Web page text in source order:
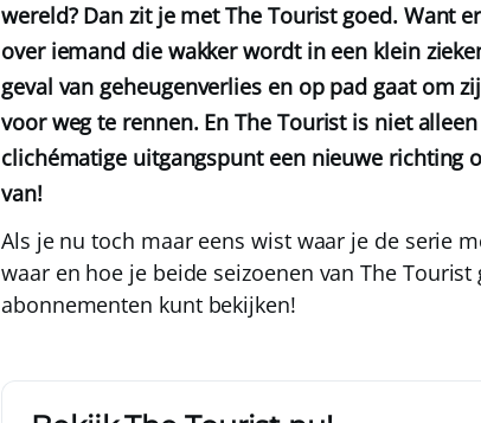
wereld? Dan zit je met The Tourist goed. Want
over iemand die wakker wordt in een klein
geval van geheugenverlies en op pad gaat om
voor weg te rennen. En The Tourist is niet
clichématige uitgangspunt een nieuwe richting
van!
Als je nu toch maar eens wist waar je de serie
waar en hoe je beide seizoenen van The Tourist
abonnementen kunt bekijken!